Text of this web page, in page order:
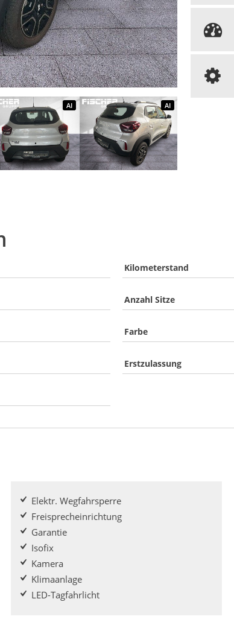
AI AI
Kilometerstand
Anzahl Sitze
Farbe
Erstzulassung
Elektr. Wegfahrsperre
Freisprecheinrichtung
Garantie
Isofix
Kamera
Klimaanlage
LED-Tagfahrlicht